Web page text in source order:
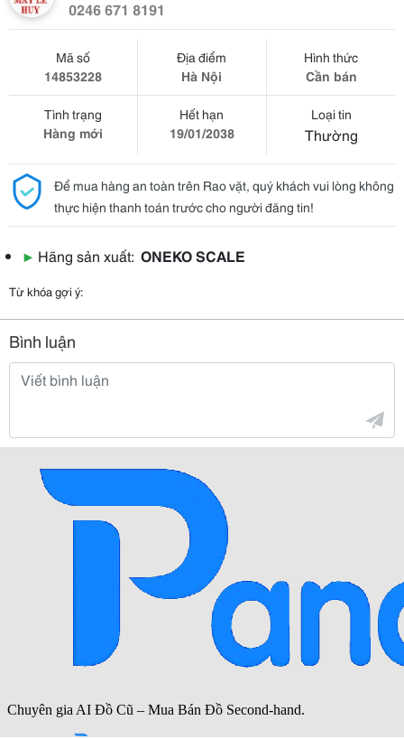
0246 671 8191
Mã số
14853228
Địa điểm
Hà Nội
Hình thức
Cần bán
Tình trạng
Hàng mới
Hết hạn
19/01/2038
Loại tin
Thường
Để mua hàng an toàn trên Rao vặt, quý khách vui lòng không
thực hiện thanh toán trước cho người đăng tin!
▶ Hãng sản xuất: ONEKO SCALE
Từ khóa gợi ý:
Bình luận